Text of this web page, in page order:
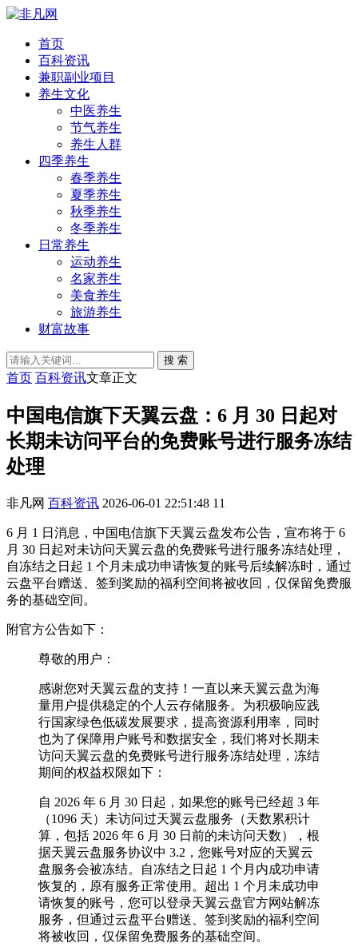
首页
百科资讯
兼职副业项目
养生文化
中医养生
节气养生
养生人群
四季养生
春季养生
夏季养生
秋季养生
冬季养生
日常养生
运动养生
名家养生
美食养生
旅游养生
财富故事
搜 索
首页 百科资讯文章正文
中国电信旗下天翼云盘：6 月 30 日起对
长期未访问平台的免费账号进行服务冻结
处理
非凡网 百科资讯 2026-06-01 22:51:48 11
6 月 1 日消息，中国电信旗下天翼云盘发布公告，宣布将于 6
月 30 日起对未访问天翼云盘的免费账号进行服务冻结处理，
自冻结之日起 1 个月未成功申请恢复的账号后续解冻时，通过
云盘平台赠送、签到奖励的福利空间将被收回，仅保留免费服
务的基础空间。
附官方公告如下：
尊敬的用户：
感谢您对天翼云盘的支持！一直以来天翼云盘为海
量用户提供稳定的个人云存储服务。为积极响应践
行国家绿色低碳发展要求，提高资源利用率，同时
也为了保障用户账号和数据安全，我们将对长期未
访问天翼云盘的免费账号进行服务冻结处理，冻结
期间的权益权限如下：
自 2026 年 6 月 30 日起，如果您的账号已经超 3 年
（1096 天）未访问过天翼云盘服务（天数累积计
算，包括 2026 年 6 月 30 日前的未访问天数），根
据天翼云盘服务协议中 3.2，您账号对应的天翼云
盘服务会被冻结。自冻结之日起 1 个月内成功申请
恢复的，原有服务正常使用。超出 1 个月未成功申
请恢复的账号，您可以登录天翼云盘官方网站解冻
服务，但通过云盘平台赠送、签到奖励的福利空间
将被收回，仅保留免费服务的基础空间。